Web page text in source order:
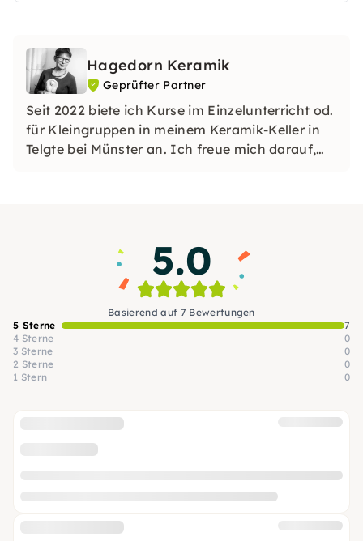
Hagedorn Keramik
Geprüfter Partner
Seit 2022 biete ich Kurse im Einzelunterricht od.
für Kleingruppen in meinem Keramik-Keller in
Telgte bei Münster an. Ich freue mich darauf,
5.0
Basierend auf 7 Bewertungen
5 Sterne
7
4 Sterne
0
3 Sterne
0
2 Sterne
0
1 Stern
0